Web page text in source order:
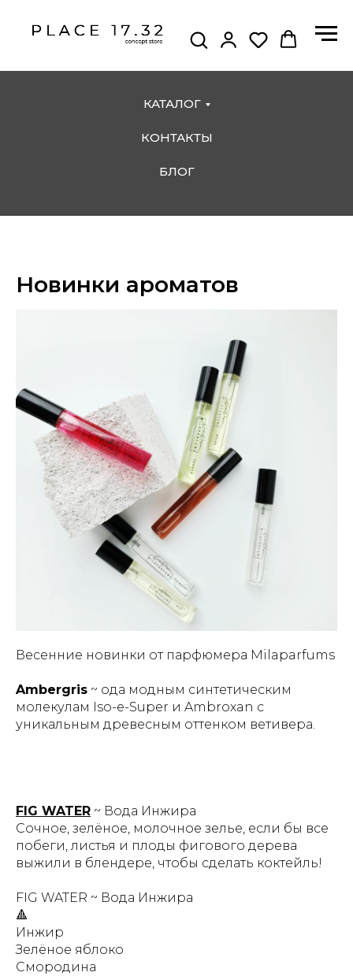
КАТАЛОГ
КОНТАКТЫ
БЛОГ
Новинки ароматов
Весенние новинки от парфюмера Milaparfums
Ambergris ~ ода модным синтетическим
молекулам Iso-e-Super и Ambroxan с
уникальным древесным оттенком ветивера.
FIG WATER ~ Вода Инжира
Сочное, зелёное, молочное зелье, если бы все
побеги, листья и плоды фигового дерева
выжили в блендере, чтобы сделать коктейль!
FIG WATER ~ Вода Инжира
🔺
Инжир
Зелёное яблоко
Смородина